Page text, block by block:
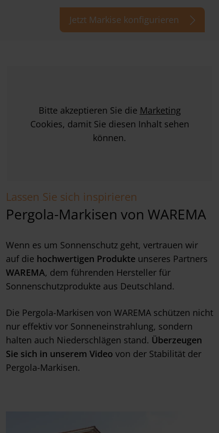
Jetzt Markise konfigurieren
Bitte akzeptieren Sie die Marketing
Cookies, damit Sie diesen Inhalt sehen
können.
Lassen Sie sich inspirieren
Pergola-Markisen von WAREMA
Wenn es um Sonnenschutz geht, vertrauen wir
auf die hochwertigen Produkte unseres Partners
WAREMA, dem führenden Hersteller für
Sonnenschutzprodukte aus Deutschland.
Die Pergola-Markisen von WAREMA schützen nicht
nur effektiv vor Sonneneinstrahlung, sondern
halten auch Niederschlägen stand. Überzeugen
Sie sich in unserem Video von der Stabilität der
Pergola-Markisen.